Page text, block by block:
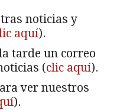
noticias y
aquí).
tarde un correo
(clic aquí).
ver nuestros
).